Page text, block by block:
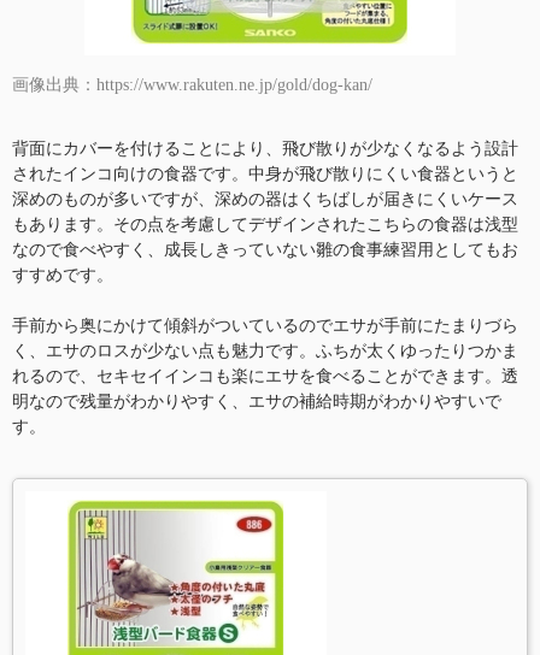
画像出典：https://www.rakuten.ne.jp/gold/dog-kan/
背面にカバーを付けることにより、飛び散りが少なくなるよう設計
されたインコ向けの食器です。中身が飛び散りにくい食器というと
深めのものが多いですが、深めの器はくちばしが届きにくいケース
もあります。その点を考慮してデザインされたこちらの食器は浅型
なので食べやすく、成長しきっていない雛の食事練習用としてもお
すすめです。
手前から奥にかけて傾斜がついているのでエサが手前にたまりづら
く、エサのロスが少ない点も魅力です。ふちが太くゆったりつかま
れるので、セキセイインコも楽にエサを食べることができます。透
明なので残量がわかりやすく、エサの補給時期がわかりやすいで
す。